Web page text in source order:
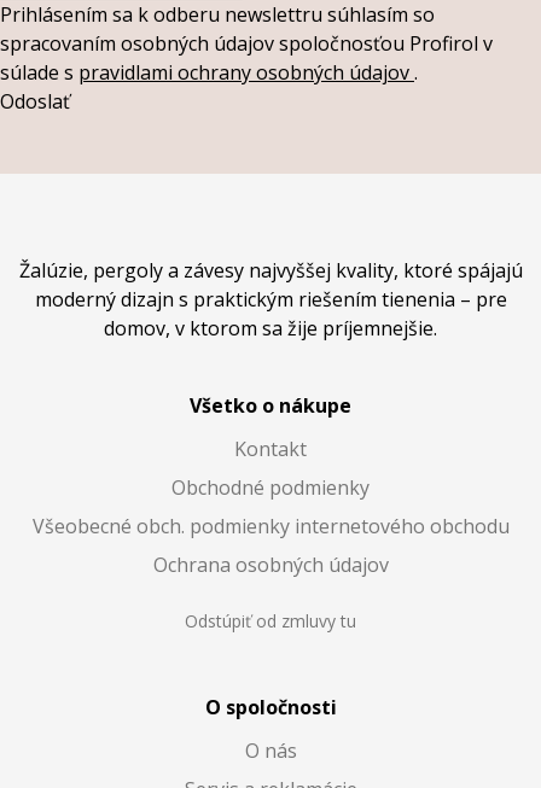
Prihlásením sa k odberu newslettru súhlasím so
spracovaním osobných údajov spoločnosťou Profirol v
súlade s pravidlami ochrany osobných údajov.
Odoslať
Žalúzie, pergoly a závesy najvyššej kvality, ktoré spájajú
moderný dizajn s praktickým riešením tienenia – pre
domov, v ktorom sa žije príjemnejšie.
Všetko o nákupe
Kontakt
Obchodné podmienky
Všeobecné obch. podmienky internetového obchodu
Ochrana osobných údajov
Odstúpiť od zmluvy tu
O spoločnosti
O nás